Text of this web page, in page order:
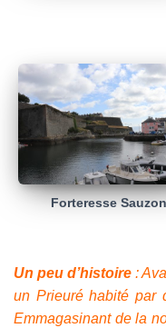
Forteresse Sauzon
Un peu d’histoire :
un Prieuré habité par
Emmagasinant de la